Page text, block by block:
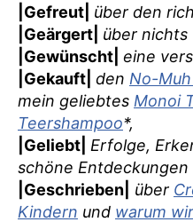
|Gefreut| über den
|Geärgert| über nichts
|Gewünscht| eine
|Gekauft| den No-
mein geliebtes Monoi
Teershampoo*,
|Geliebt| Erfolge,
schöne Entdeckungen
|Geschrieben|
über
Kindern und warum